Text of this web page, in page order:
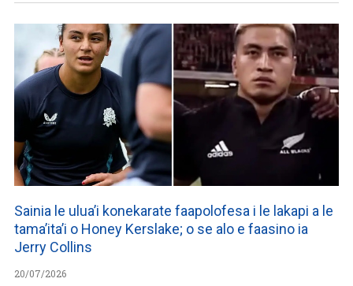
Sainia le ulua’i konekarate faapolofesa i le lakapi a le
tama’ita’i o Honey Kerslake; o se alo e faasino ia
Jerry Collins
20/07/2026